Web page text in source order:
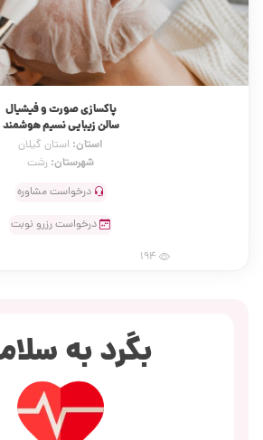
پاکسازی صورت و فیشیال
سالن زیبایی نسیم هوشمند
استان: استان گیلان
شهرستان: رشت
درخواست مشاوره
درخواست رزرو نوبت
بگرد به